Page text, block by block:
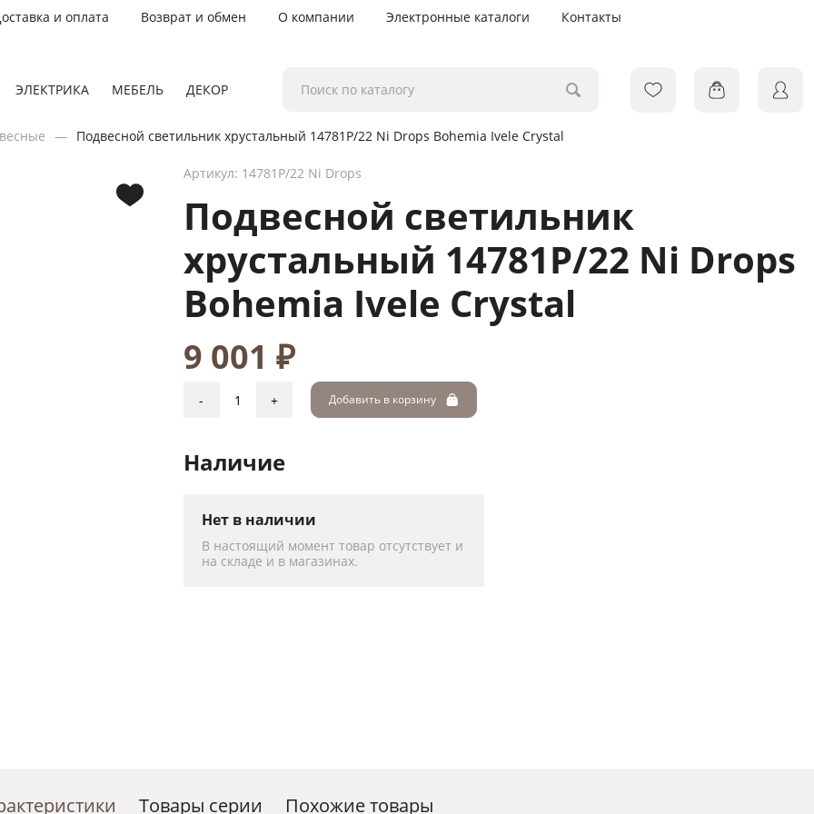
и оплата Возврат и обмен О компании Электронные каталоги Контакты
ЭЛЕКТРИКА МЕБЕЛЬ ДЕКОР
Подвесной светильник хрустальный 14781P/22 Ni Drops Bohemia Ivele Crystal
Подвесной светильник
хрустальный 14781P/22 Ni Drops
Bohemia Ivele Crystal
Артикул: 14781P/22 Ni Drops
9 001 ₽
- + Добавить в корзину
Наличие
Нет в наличии
В настоящий момент товар отсутствует и
на складе и в магазинах.
Товары серии Похожие товары